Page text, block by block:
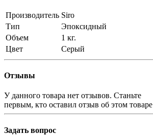
Производитель Siro
Тип
Эпоксидный
Объем
1 кг.
Цвет
Серый
Отзывы
У данного товара нет отзывов. Станьте
первым, кто оставил отзыв об этом
Задать вопрос